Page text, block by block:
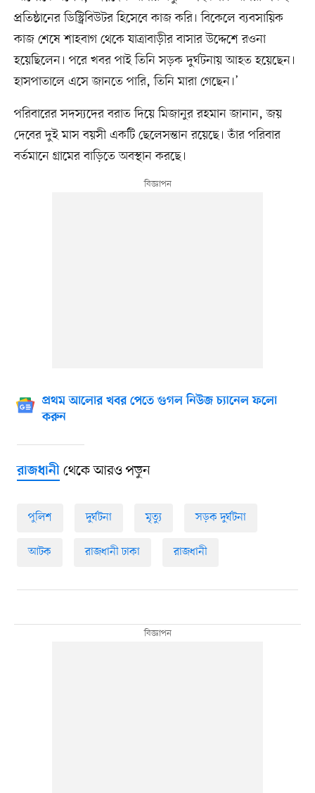
প্রতিষ্ঠানের ডিস্ট্রিবিউটর হিসেবে কাজ করি। বিকেলে ব্যবসায়িক
কাজ শেষে শাহবাগ থেকে যাত্রাবাড়ীর বাসার উদ্দেশে রওনা
হয়েছিলেন। পরে খবর পাই তিনি সড়ক দুর্ঘটনায় আহত হয়েছেন।
হাসপাতালে এসে জানতে পারি, তিনি মারা গেছেন।’
পরিবারের সদস্যদের বরাত দিয়ে মিজানুর রহমান জানান, জয়
দেবের দুই মাস বয়সী একটি ছেলেসন্তান রয়েছে। তাঁর পরিবার
বর্তমানে গ্রামের বাড়িতে অবস্থান করছে।
প্রথম আলোর খবর পেতে গুগল নিউজ চ্যানেল ফলো
করুন
রাজধানীথেকে আরও পড়ুন
পুলিশ দুর্ঘটনা মৃত্যু সড়ক দুর্ঘটনা
আটক রাজধানী ঢাকা রাজধানী